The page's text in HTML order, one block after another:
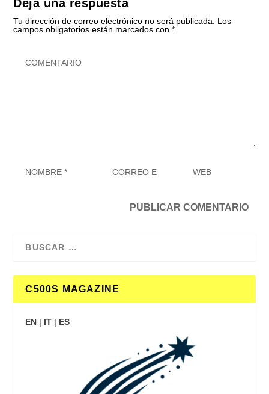
Deja una respuesta
Tu dirección de correo electrónico no será publicada.
Los
campos obligatorios están marcados con*
C500S MAGAZINE
EN | IT | ES